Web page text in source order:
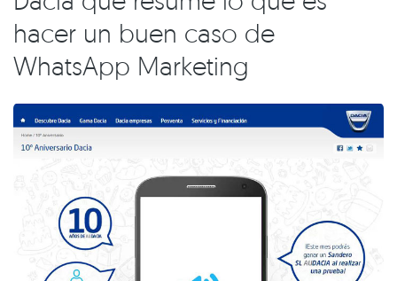
hacer un buen caso de
WhatsApp Marketing